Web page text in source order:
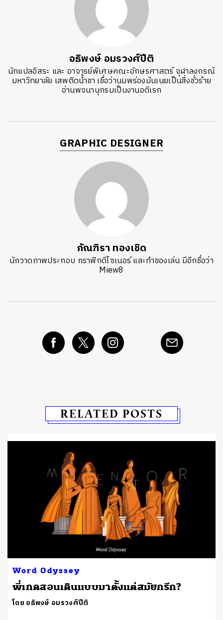
อธิพงษ์ อมรวงศ์ปีติ
นักแปลอิสระ และ อาจารย์พิเศษคณะอักษรศาสตร์ จุฬาลงกรณ์
มหาวิทยาลัย เสพติดน้ำชา เชื่อว่านมพร่องมันเนยเป็นสิ่งชั่วร้าย
อ่านพจนานุกรมเป็นงานอดิเรก
GRAPHIC DESIGNER
ภัณฑิรา ทองเชิด
นักวาดภาพประกอบ กราฟิกดีไซเนอร์ และทำของเล่น มีอีกชื่อว่า
Miew8
RELATED POSTS
Word Odyssey
พี่เกดสอนเดินแบบมาตั้งแต่สมัยกรีก?
โดย อธิพงษ์ อมรวงศ์ปีติ